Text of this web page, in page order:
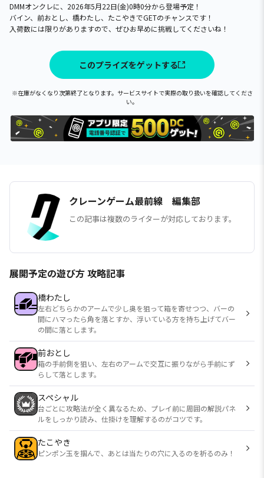
DMMオンクレに、2026年5月22日(金)0時0分から登場予定！
バイン、前おとし、橋わたし、たこやきでGETのチャンスです！
入荷数には限りがありますので、ぜひお早めに挑戦してくださいね！
このプライズをゲットする
※在庫がなくなり次第終了となります。サービスサイトで実際の取り扱いを確認してくださ
い。
クレーンゲーム最前線 編集部
この記事は複数のライターが対応しております。
展開予定の遊び方 攻略記事
橋わたし
左右どちらかのアームで少し奥を狙って箱を寄せつつ、バーの
間にハマったら角を落とすか、浮いている方を持ち上げてバー
の間に落とします。
前おとし
箱の手前側を狙い、左右のアームで交互に振りながら手前にず
らして落とします。
スペシャル
台ごとに攻略法が全く異なるため、プレイ前に周囲の解説パネ
ルをしっかり読み、仕掛けを理解するのがコツです。
たこやき
ピンポン玉を掴んで、あとは当たりの穴に入るのを祈るのみ！